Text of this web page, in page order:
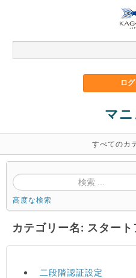
マ
すべてのカ
高度な検索
カテゴリー名: スター
二段階認証設定